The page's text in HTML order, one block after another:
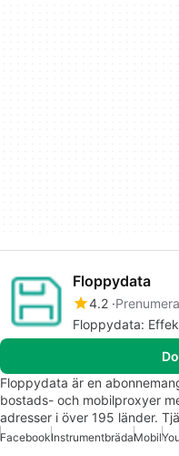
Floppydata
4.2
Floppydata:
Floppydata är en
bostads- och mobilproxyer
adresser i över 195 länder.
FacebookInstrumentbrädaMobil